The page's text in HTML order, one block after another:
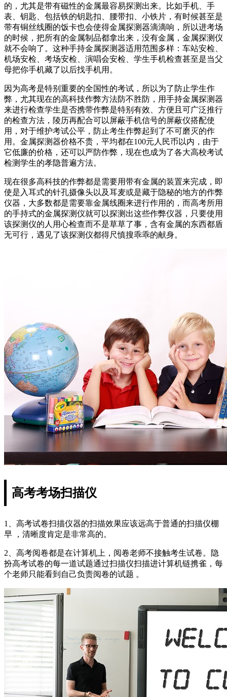
的，尤其是带有磁性的金属最容易探测出来。比如手机、手
表、钥匙、包括铁的钥匙扣、腰带扣、小铁片，有时候甚至是
带有铜丝线圈的饭卡也会使得金属探测器滴滴响，所以进考场
的时候，把所有的金属制品都拿出来，没有金属，金属探测仪
就不会响了。这种手持金属探测器适用范围多样：车站安检、
机场安检、考场安检、演唱会安检、学生手机检查甚至是当父
母把你手机藏了以后找手机用。
因为高考是特别重要的全国性的考试，所以为了防止学生作
弊，尤其现在的高科技作弊方法防不胜防，用手持金属探测器
来进行检查学生是否携带作弊是特别有效、方便且可广泛推行
的检查方法，陵历再配合可以屏蔽手机信号的屏蔽仪搭配使
用，对于维护考试公平，防止考生作弊起到了不可磨灭的作
用。金属探测器价格不贵，平均都在100元人民币以内，由于
它低廉的价格，还可以严防作弊，现在也成为了各大高校考试
检测学生的孝隐普遍方法。
现在很多高科技的作弊都是需要用带有金属的装置来完成，即
使是入耳式的针孔摄像头以及耳麦或是藏于隐秘的地方的作弊
仪器，大多数都是需要靠金属线圈来进行作用的，而高考所用
的手持式的金属探测仪就可以探测出这些作弊仪器，只要使用
该探测仪的人用心检查而不是草草了事，含有金属的东西都盾
无可行，遇见了该探测仪都得尺慎搜乖乖的献身。
高考考场扫描仪
1、高考试卷扫描仪器的扫描效果应该远高于普通的扫描仪棚
早 ，清晰度肯定是非常高的。
2、高考阅卷都是在计算机上，阅卷老师不接触考生试卷。隐
扮高考试卷的每一道试题通过扫描仪扫描进计算机链携雀，每
个老师只能看到自己负责阅卷的试题 。